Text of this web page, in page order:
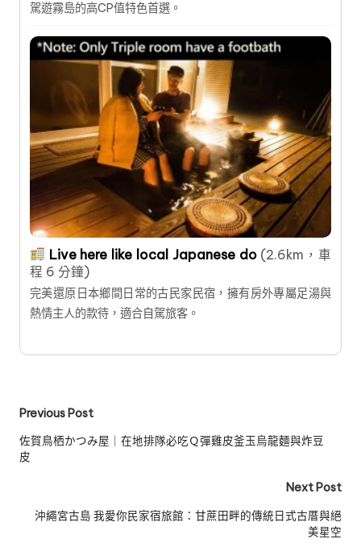
駕遊霧島的高CP值特色首選。
Live here like local Japanese do (2.6km，車
程 6 分鐘)
完美還原日本鄉間日常的古民家民宿，擁有房外專屬足湯與
熱情主人的款待，適合自駕旅客。
Post
navigation
Previous Post
佐賀鳥栖かつみ屋｜在地排隊必吃Ｑ彈雞皮釜玉烏龍麵與炸豆
皮
Next Post
沖繩宮古島 我愛你民家宿旅館：甘蔗田畔的傳統日式古厝與絕
美星空